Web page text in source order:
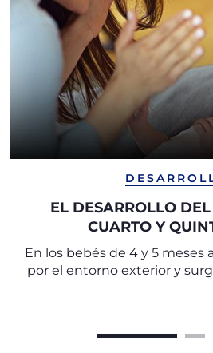
EL DESARROLLO
CUARTO Y
En los bebés de 4 y 5
por el entorno exterior y